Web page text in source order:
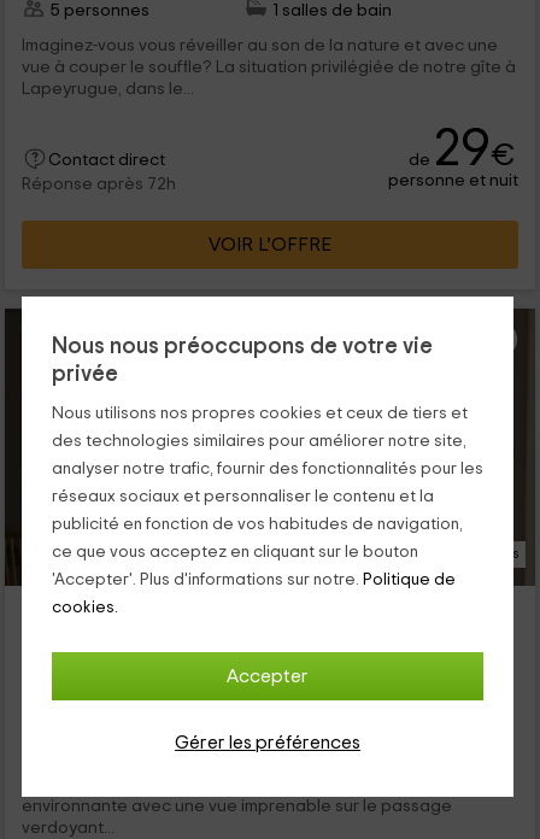
Nous nous préoccupons de votre vie
privée
Nous utilisons nos propres cookies et ceux de tiers et
des technologies similaires pour améliorer notre site,
analyser notre trafic, fournir des fonctionnalités pour les
réseaux sociaux et personnaliser le contenu et la
publicité en fonction de vos habitudes de navigation,
ce que vous acceptez en cliquant sur le bouton
'Accepter'. Plus d'informations sur notre. Politique de
cookies.
Accepter
Gérer les préférences
5 personnes
1 salles de bain
Imaginez-vous vous réveiller au son de la nature et avec une
vue à couper le souffle? La situation privilégiée de notre gîte à
Lapeyrugue, dans le...
Contact direct
Réponse après 72h
de 29€
personne et nuit
VOIR L’OFFRE
8 Photos
Estiva- Le Chalet Céleste
Louer en entier
4 chambres
environnante avec une vue imprenable sur le passage
verdoyant...